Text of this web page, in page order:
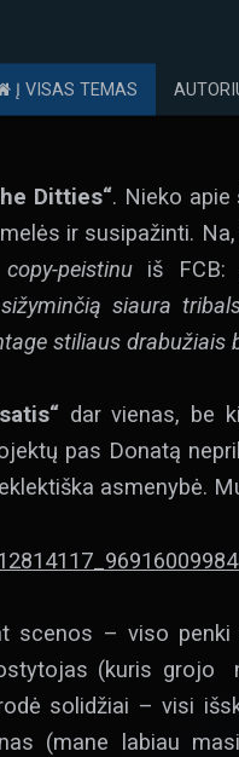
Į VISAS TEMAS
Ditties“. Nieko apie
ir susipažinti.
copy-peistinuiš
siaura
stiliaus drabužiais
dar vienas, be
pas Donatą
asmenybė.
scenos – viso penki
(kuris grojo
solidžiai – visi
(mane labiau